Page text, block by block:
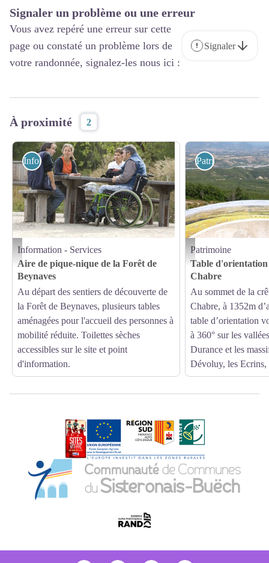
Signaler un problème ou une erreur
Vous avez repéré une erreur sur cette
page ou constaté un problème lors de
votre randonnée, signalez-les nous ici :
Signaler
À proximité 2
Tables accessibles PMR - Michel Boutin
Information - Services
Information - Services
Aire de pique-nique de la Forêt de
Beynaves
Au départ des sentiers de découverte de
la Forêt de Beynaves, plusieurs tables
aménagées pour l'accueil des personnes à
mobilité réduite. Toilettes sèches
accessibles sur le site et point
d'information.
Table d'orientation - OT
Patrimoine
Patrimoine
Table
Chabre
Au sommet de la
Chabre, à 1352m
table d’orientation
à 360° sur les
Durance et les
Dévoluy, les